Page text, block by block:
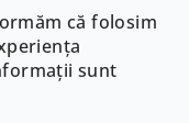
că folosim
sunt